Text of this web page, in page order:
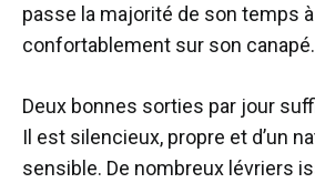
passe la majorité de son temps
confortablement sur son canapé.
Deux bonnes sorties par jour
Il est silencieux, propre et d’un
sensible. De nombreux lévriers